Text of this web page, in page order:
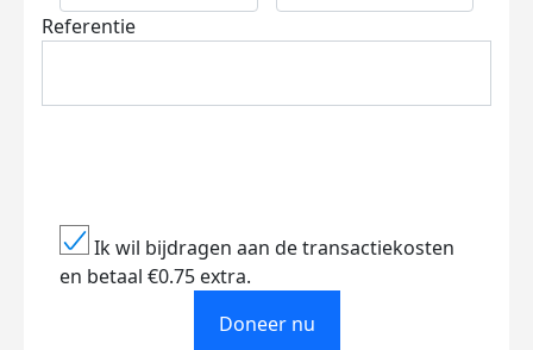
Referentie
Ik wil bijdragen aan de transactiekosten
en betaal €0.75 extra.
Doneer nu